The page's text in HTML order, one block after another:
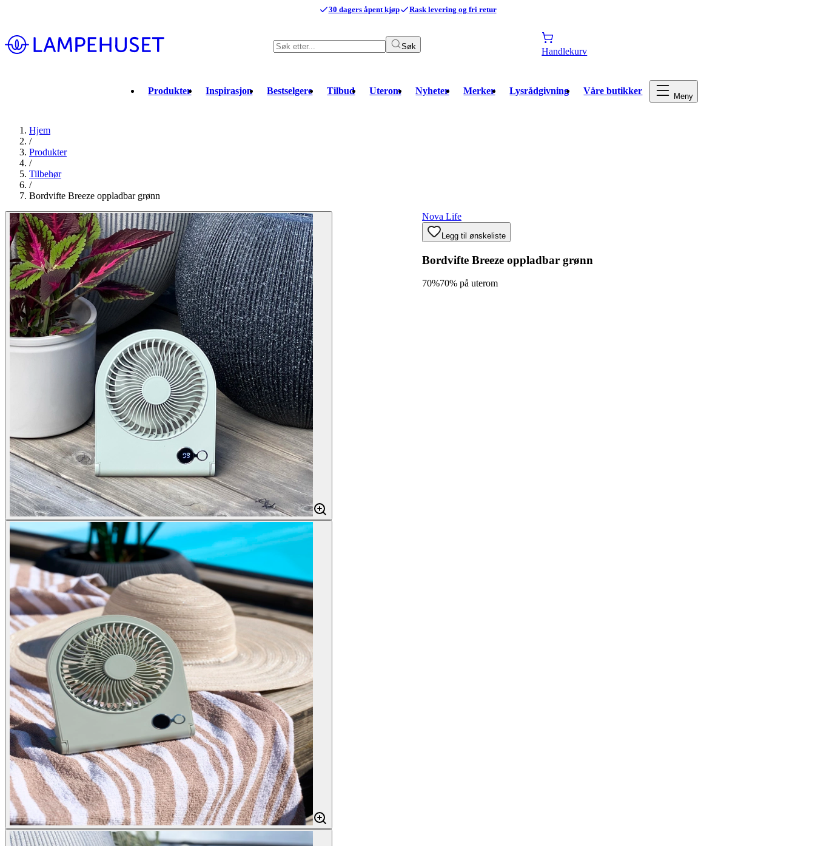
30 dagers åpent kjøp Rask levering og fri retur
Søk Handlekurv
Produkter Inspirasjon Bestselgere Tilbud Uterom Nyheter Merker Lysrådgivning Våre butikker Meny
Hjem
/
Produkter
/
Tilbehør
/
Bordvifte Breeze oppladbar grønn
Nova Life
Legg til ønskeliste
Bordvifte Breeze oppladbar grønn
70%70% på uterom